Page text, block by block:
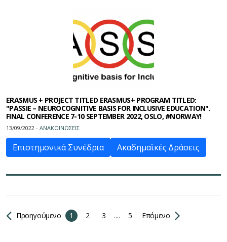
ERASMUS + PROJECT TITLED ERASMUS+ PROGRAM TITLED:
"PASSIE – NEUROCOGNITIVE BASIS FOR INCLUSIVE EDUCATION".
FINAL CONFERENCE 7-10 SEPTEMBER 2022, OSLO, #NORWAY!
13/09/2022 - ΑΝΑΚΟΙΝΩΣΕΙΣ
Επιστημονικά Συνέδρια Ακαδημαϊκές Δράσεις
Προηγούμενο 1 2 3 .... 5 Επόμενο